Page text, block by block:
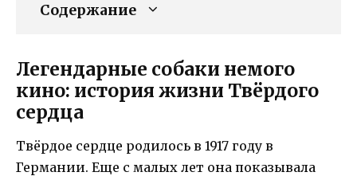
Содержание
Легендарные собаки немого
кино: история жизни Твёрдого
сердца
Твёрдое сердце родилось в 1917 году в
Германии. Еще с малых лет она показывала